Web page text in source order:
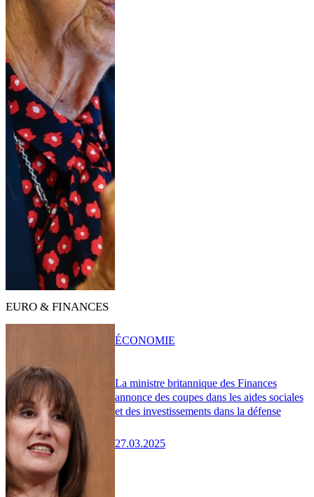
EURO & FINANCES
La ministre britannique des Finances
annonce des coupes dans les aides sociales
et des investissements dans la défense
27.03.2025
ÉCONOMIE